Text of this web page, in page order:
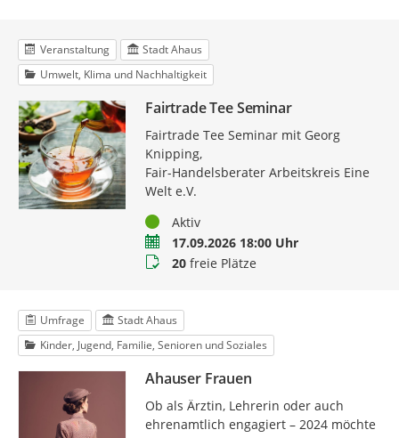
Veranstaltung
Stadt Ahaus
Umwelt, Klima und Nachhaltigkeit
Fairtrade Tee Seminar
Fairtrade Tee Seminar mit Georg
Knipping,
Fair-Handelsberater Arbeitskreis Eine
Welt e.V.
StatusAktiv
Termin17.09.2026 18:00 Uhr
Buchungsstatus
20freie Plätze
Umfrage
Stadt Ahaus
Kinder, Jugend, Familie, Senioren und Soziales
Ahauser Frauen
Ob als Ärztin, Lehrerin oder auch
ehrenamtlich engagiert – 2024 möchte